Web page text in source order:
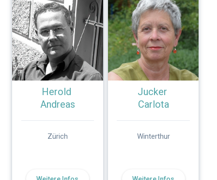
Herold
Andreas
Zürich
Jucker
Carlota
Winterthur